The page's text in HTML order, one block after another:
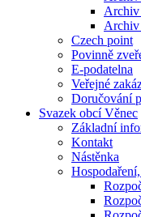
Archiv
Archiv
Czech point
Povinně
E-podatelna
Veřejné
Doručování
Svazek obcí Věnec
Základní
Kontakt
Nástěnka